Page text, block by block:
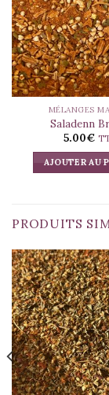
MÉLANGES
Saladenn
5.00€
AJOUTER AU
PRODUITS